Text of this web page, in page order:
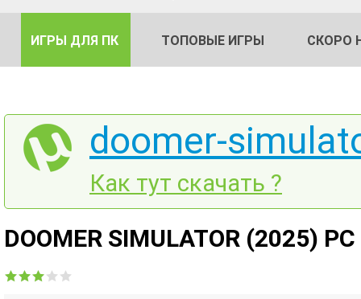
ИГРЫ ДЛЯ ПК ТОПОВЫЕ ИГРЫ СКОРО
doomer-
Как тут скачать ?
DOOMER SIMULATOR (2025)